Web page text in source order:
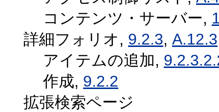
コンテンツ・サーバー,
詳細フォリオ, 9.2.3, A.12.3
アイテムの追加,
作成, 9.2.2
拡張検索ページ